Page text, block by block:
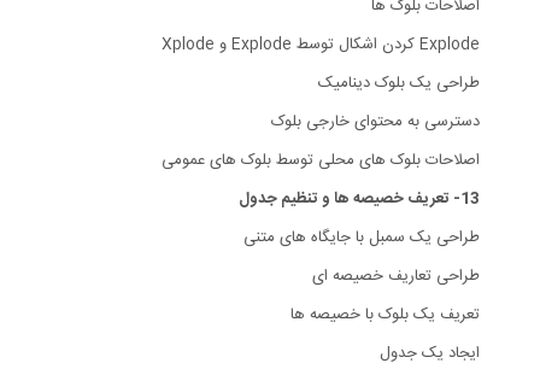
اصلاحات بلوک ها
Explode کردن اشکال توسط Explode و Xplode
طراحی یک بلوک دینامیک
دسترسی به محتوای خارجی بلوک
اصلاحات بلوک های محلی توسط بلوک های عمومی
13- تعریف خصیصه ها و تنظیم جدول
طراحی یک سمبل با جایگاه های متنی
طراحی تعاریف خصیصه ای
تعریف یک بلوک با خصیصه ها
ایجاد یک جدول